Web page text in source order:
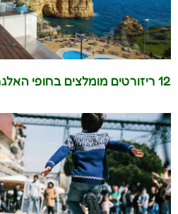
12 ריזורטים מומלצים בחופי האלגרבה